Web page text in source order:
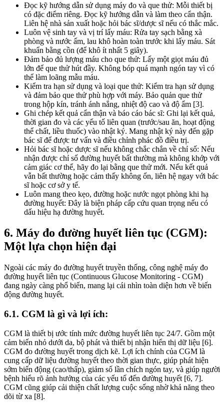
Đọc kỹ hướng dẫn sử dụng máy đo và que thử: Mỗi thiết bị
có đặc điểm riêng. Đọc kỹ hướng dẫn và làm theo cẩn thận.
Liên hệ nhà sản xuất hoặc hỏi bác sĩ/dược sĩ nếu có thắc mắc.
Luôn vệ sinh tay và vị trí lấy máu: Rửa tay sạch bằng xà
phòng và nước ấm, lau khô hoàn toàn trước khi lấy máu. Sát
khuẩn bằng cồn (để khô ít nhất 5 giây).
Đảm bảo đủ lượng máu cho que thử: Lấy một giọt máu đủ
lớn để que thử hút đầy. Không bóp quá mạnh ngón tay vì có
thể làm loãng mẫu máu.
Kiểm tra hạn sử dụng và loại que thử: Kiểm tra hạn sử dụng
và đảm bảo que thử phù hợp với máy. Bảo quản que thử
trong hộp kín, tránh ánh nắng, nhiệt độ cao và độ ẩm [3].
Ghi chép kết quả cẩn thận và báo cáo bác sĩ: Ghi lại kết quả,
thời gian đo và các yếu tố liên quan (trước/sau ăn, hoạt động
thể chất, liều thuốc) vào nhật ký. Mang nhật ký này đến gặp
bác sĩ để được tư vấn và điều chỉnh phác đồ điều trị.
Hỏi bác sĩ hoặc dược sĩ nếu không chắc chắn về chỉ số: Nếu
nhận được chỉ số đường huyết bất thường mà không khớp với
cảm giác cơ thể, hãy đo lại bằng que thử mới. Nếu kết quả
vẫn bất thường hoặc cảm thấy không ổn, liên hệ ngay với bác
sĩ hoặc cơ sở y tế.
Luôn mang theo kẹo, đường hoặc nước ngọt phòng khi hạ
đường huyết: Đây là biện pháp cấp cứu quan trọng nếu có
dấu hiệu hạ đường huyết.
6. Máy đo đường huyết liên tục (CGM):
Một lựa chọn hiện đại
Ngoài các máy đo đường huyết truyền thống, công nghệ máy đo
đường huyết liên tục (Continuous Glucose Monitoring - CGM)
đang ngày càng phổ biến, mang lại cái nhìn toàn diện hơn về biến
động đường huyết.
6.1. CGM là gì và lợi ích:
CGM là thiết bị ước tính mức đường huyết liên tục 24/7. Gồm một
cảm biến nhỏ dưới da, bộ phát và thiết bị nhận hiển thị dữ liệu [6].
CGM đo đường huyết trong dịch kẽ. Lợi ích chính của CGM là
cung cấp dữ liệu đường huyết theo thời gian thực, giúp phát hiện
sớm biến động (cao/thấp), giảm số lần chích ngón tay, và giúp người
bệnh hiểu rõ ảnh hưởng của các yếu tố đến đường huyết [6, 7].
CGM cũng giúp cải thiện chất lượng cuộc sống nhờ khả năng theo
dõi từ xa [8].